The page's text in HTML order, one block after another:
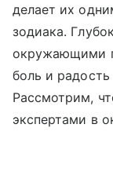
делает их
зодиака.
окружающими
боль и
Рассмотрим,
экспертами в